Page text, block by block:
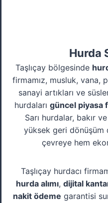
Hurda
Taşlıçay bölgesinde
firmamız, musluk, vana,
sanayi artıkları ve
hurdaları güncel piyasa
Sarı hurdalar, bakır
yüksek geri dönüşüm
çevreye hem
Taşlıçay hurdacı
hurda alımı, dijital
nakit ödeme garantisi